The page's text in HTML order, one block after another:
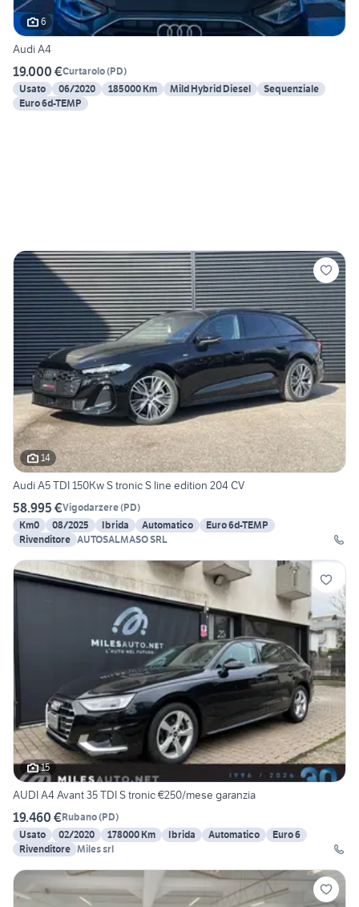
6
Audi A4
19.000 €Curtarolo(PD)
Usato
06/2020 185000 Km Mild Hybrid Diesel
Sequenziale
Euro 6d-TEMP
14
Audi A5 TDI 150Kw S tronic S line edition 204 CV
58.995 €Vigodarzere(PD)
Km0
08/2025 Ibrida Automatico
Euro 6d-TEMP
Rivenditore AUTOSALMASO SRL
15
AUDI A4 Avant 35 TDI S tronic €250/mese garanzia
19.460 €Rubano(PD)
Usato
02/2020 178000 Km Ibrida Automatico
Euro 6
Rivenditore Miles srl